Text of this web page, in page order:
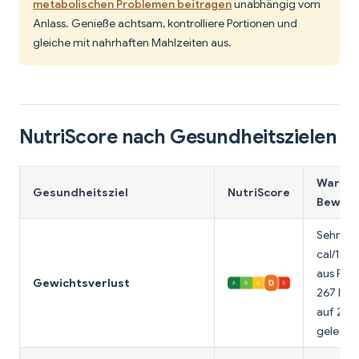
metabolischen Problemen beitragenunabhängig vom
Anlass. Genieße achtsam, kontrolliere Portionen und
gleiche mit nahrhaften Mahlzeiten aus.
NutriScore nach Gesundheitszielen
Gesundheitsziel NutriScore
Gewichtsverlust
Sehr
cal/100
aus
267
auf 25